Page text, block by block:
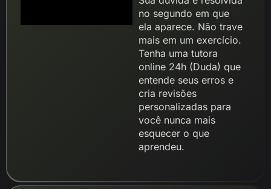
no segundo em que
ela aparece. Não trave
mais em um exercício.
Tenha uma tutora
online 24h (Duda) que
entende seus erros e
cria revisões
personalizadas para
você nunca mais
esquecer o que
aprendeu.